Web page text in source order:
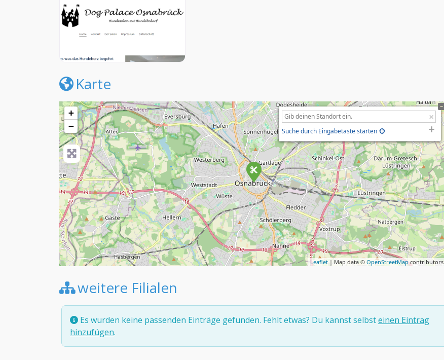
Karte
+
−
Suche durch Eingabetaste starten
Leaflet | Map data ©OpenStreetMapcontributors
weitere Filialen
Es wurden keine passenden Einträge gefunden. Fehlt etwas? Du kannst selbsteinen Eintrag
hinzufügen.